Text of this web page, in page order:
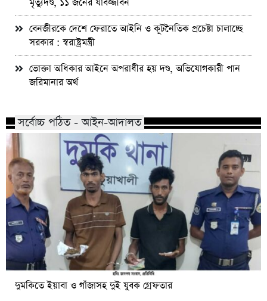
মৃত্যুদণ্ড, ১১ জনের যাবজ্জীবন
বেনজীরকে দেশে ফেরাতে আইনি ও কূটনৈতিক প্রচেষ্টা চালাচ্ছে
সরকার : স্বরাষ্ট্রমন্ত্রী
ভোক্তা অধিকার আইনে অপরাধীর হয় দণ্ড, অভিযোগকারী পান
জরিমানার অর্থ
সর্বোচ্চ পঠিত - আইন-আদালত
দুমকিতে ইয়াবা ও গাঁজাসহ দুই যুবক গ্রেফতার